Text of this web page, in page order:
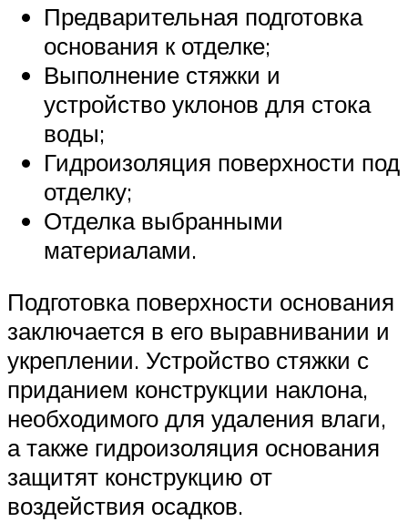
Предварительная подготовка
основания к отделке;
Выполнение стяжки и
устройство уклонов для стока
воды;
Гидроизоляция поверхности под
отделку;
Отделка выбранными
материалами.
Подготовка поверхности основания
заключается в его выравнивании и
укреплении. Устройство стяжки с
приданием конструкции наклона,
необходимого для удаления влаги,
а также гидроизоляция основания
защитят конструкцию от
воздействия осадков.